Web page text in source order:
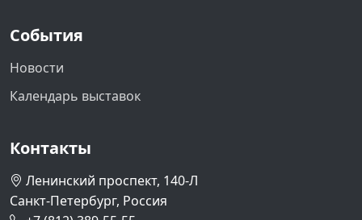
События
Новости
Календарь выставок
Контакты
Ленинский проспект, 140-Л
Санкт-Петербург, Россия